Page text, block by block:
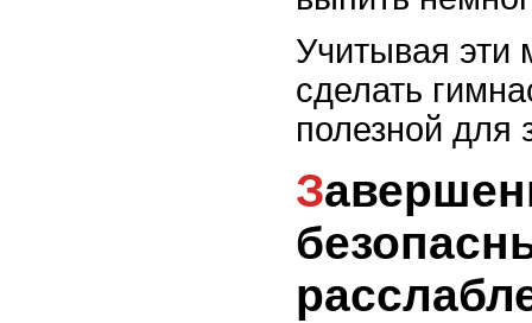
Учитывая
сделать
полезной для
Завершение зарядки: